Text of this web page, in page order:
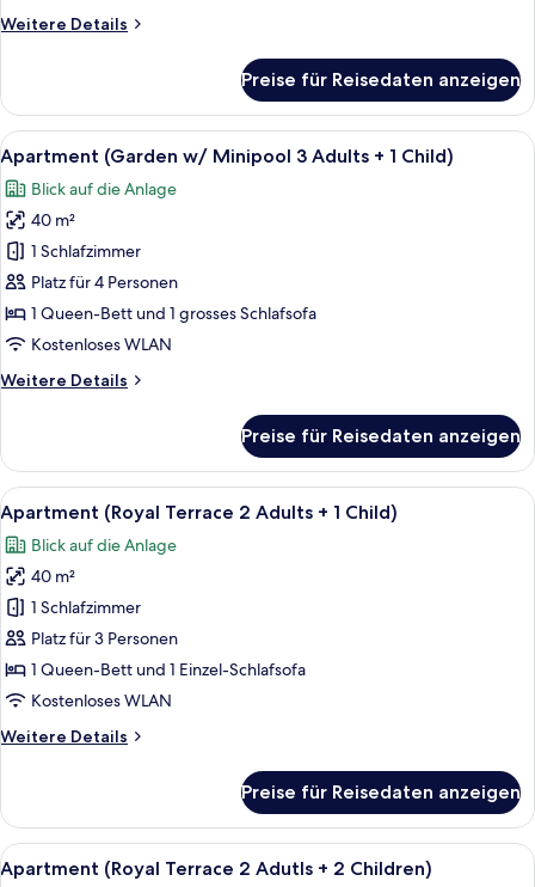
+
anzeigen
Weitere Details
Weitere
(Garden
w/
Minipool
Adults
+
2
Child)
Preise für Reisedaten anzeigen
Alle
Fotos
für
Apartment
(Garden
w/
Minipool
3
+
anzeigen
5
Apartment (Garden w/ Minipool 3 Adults + 1 Child)
Blick auf die Anlage
40 m²
1 Schlafzimmer
Platz für 4 Personen
1 Queen-Bett und 1 grosses Schlafsofa
Kostenloses WLAN
Weitere Details
Weitere
(Garden
w/
Minipool
Adults
+
Child)
Preise für Reisedaten anzeigen
Alle
Fotos
für
Apartment
(Royal
Terrace
2
Adults
1
2
Apartment (Royal Terrace 2 Adults + 1 Child)
Blick auf die Anlage
40 m²
1 Schlafzimmer
Platz für 3 Personen
1 Queen-Bett und 1 Einzel-Schlafsofa
Kostenloses WLAN
Weitere Details
Weitere
(Royal
Terrace
2
Preise für Reisedaten anzeigen
Alle2
Apartment (Royal Terrace 2 Adutls + 2 Children)